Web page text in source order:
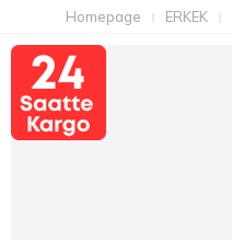
Homepage ERKEK